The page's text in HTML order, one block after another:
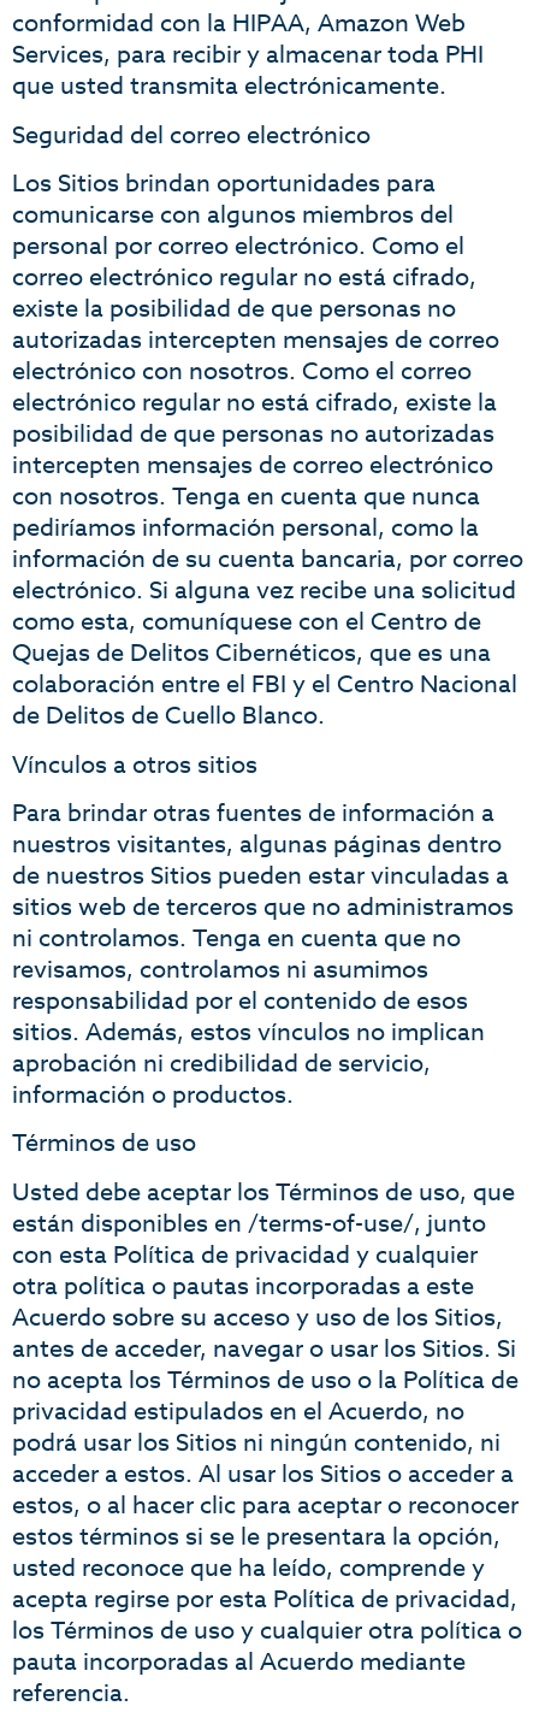
conformidad con la HIPAA, Amazon Web
Services, para recibir y almacenar toda PHI
que usted transmita electrónicamente.
Seguridad del correo electrónico
Los Sitios brindan oportunidades para
comunicarse con algunos miembros del
personal por correo electrónico. Como el
correo electrónico regular no está cifrado,
existe la posibilidad de que personas no
autorizadas intercepten mensajes de correo
electrónico con nosotros. Como el correo
electrónico regular no está cifrado, existe la
posibilidad de que personas no autorizadas
intercepten mensajes de correo electrónico
con nosotros. Tenga en cuenta que nunca
pediríamos información personal, como la
información de su cuenta bancaria, por correo
electrónico. Si alguna vez recibe una solicitud
como esta, comuníquese con el Centro de
Quejas de Delitos Cibernéticos, que es una
colaboración entre el FBI y el Centro Nacional
de Delitos de Cuello Blanco.
Vínculos a otros sitios
Para brindar otras fuentes de información a
nuestros visitantes, algunas páginas dentro
de nuestros Sitios pueden estar vinculadas a
sitios web de terceros que no administramos
ni controlamos. Tenga en cuenta que no
revisamos, controlamos ni asumimos
responsabilidad por el contenido de esos
sitios. Además, estos vínculos no implican
aprobación ni credibilidad de servicio,
información o productos.
Términos de uso
Usted debe aceptar los Términos de uso, que
están disponibles en /terms-of-use/, junto
con esta Política de privacidad y cualquier
otra política o pautas incorporadas a este
Acuerdo sobre su acceso y uso de los Sitios,
antes de acceder, navegar o usar los Sitios. Si
no acepta los Términos de uso o la Política de
privacidad estipulados en el Acuerdo, no
podrá usar los Sitios ni ningún contenido, ni
acceder a estos. Al usar los Sitios o acceder a
estos, o al hacer clic para aceptar o reconocer
estos términos si se le presentara la opción,
usted reconoce que ha leído, comprende y
acepta regirse por esta Política de privacidad,
los Términos de uso y cualquier otra política o
pauta incorporadas al Acuerdo mediante
referencia.